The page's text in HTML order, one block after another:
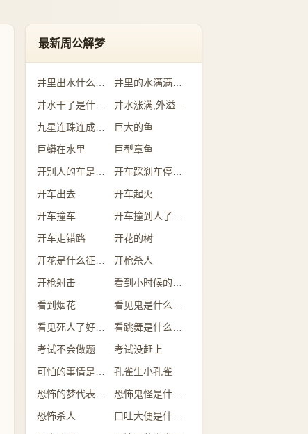
最新周公解梦
井里的水满满的是什么意思
巨大的鱼
巨蟒在水里
巨型章鱼
开车踩刹车停不下来
开车出去
开车起火
开车撞车
开车走错路
开花的树
开枪杀人
开枪射击
看到烟花
考试不会做题
考试没赶上
孔雀生小孔雀
恐怖鬼怪是什么预兆
恐怖杀人
口吐大便是什么意思